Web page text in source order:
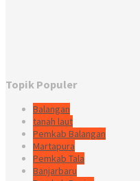
Topik Populer
Balangan
tanah laut
Pemkab Balangan
Martapura
Pemkab Tala
Banjarbaru